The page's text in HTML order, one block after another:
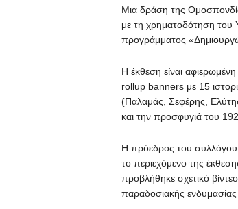
Μια δράση της
με τη χρηματοδότηση του
προγράμματος
Η έκθεση είναι
rollup banners με 15
(Παλαμάς, Σεφέρης,
και την προσφυγιά του
Η πρόεδρος του συλλόγου
το περιεχόμενο της
προβλήθηκε σχετικό
παραδοσιακής ενδυμασίας